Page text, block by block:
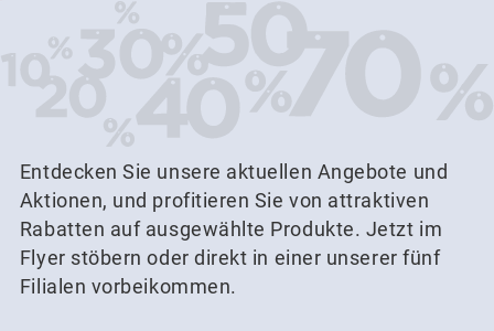
Entdecken Sie unsere aktuellen Angebote und
Aktionen, und profitieren Sie von attraktiven
Rabatten auf ausgewählte Produkte. Jetzt im
Flyer stöbern oder direkt in einer unserer fünf
Filialen vorbeikommen.